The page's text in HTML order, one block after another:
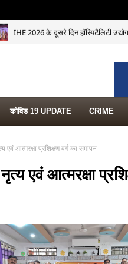
IHE 2026 के दूसरे दिन हॉस्पिटैलिटी
कोविड 19 UPDATE CRIME
एवं आत्मरक्षा प्रशिक्षण वर्ग का समापन
एवं आत्मरक्षा